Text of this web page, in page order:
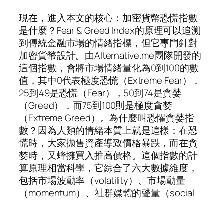
現在，進入本文的核心：加密貨幣恐慌指數
是什麼？Fear & Greed Index的原理可以追溯
到傳統金融市場的情緒指標，但它專門針對
加密貨幣設計。由Alternative.me團隊開發的
這個指數，會將市場情緒量化為0到100的數
值，其中0代表極度恐慌（Extreme Fear），
25到49是恐慌（Fear），50到74是貪婪
（Greed），而75到100則是極度貪婪
（Extreme Greed）。為什麼叫恐懼貪婪指
數？因為人類的情緒本質上就是這樣：在恐
慌時，大家拋售資產導致價格暴跌，而在貪
婪時，又蜂擁買入推高價格。這個指數的計
算原理相當科學，它綜合了六大數據維度，
包括市場波動率（volatility）、市場動量
（momentum）、社群媒體的聲量（social